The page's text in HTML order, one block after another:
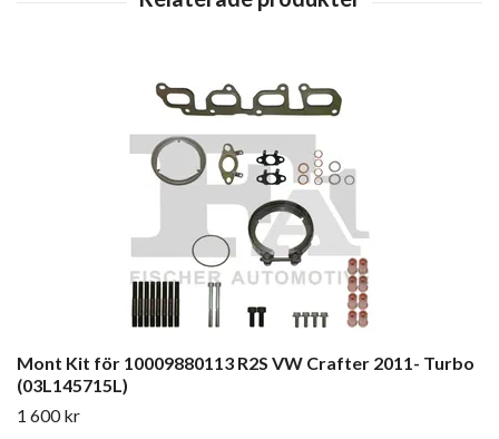
Mont Kit för 10009880113 R2S VW Crafter 2011- Turbo
(03L145715L)
1 600 kr